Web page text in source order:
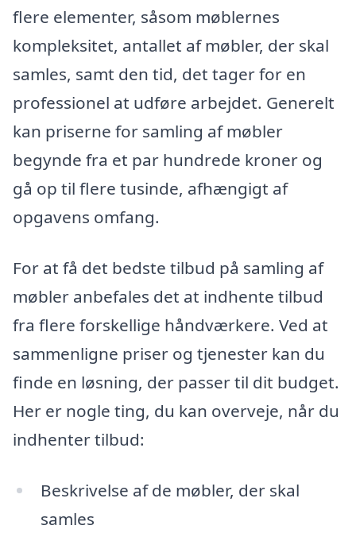
flere elementer, såsom møblernes
kompleksitet, antallet af møbler, der skal
samles, samt den tid, det tager for en
professionel at udføre arbejdet. Generelt
kan priserne for samling af møbler
begynde fra et par hundrede kroner og
gå op til flere tusinde, afhængigt af
opgavens omfang.
For at få det bedste tilbud på samling af
møbler anbefales det at indhente tilbud
fra flere forskellige håndværkere. Ved at
sammenligne priser og tjenester kan du
finde en løsning, der passer til dit budget.
Her er nogle ting, du kan overveje, når du
indhenter tilbud:
Beskrivelse af de møbler, der skal
samles